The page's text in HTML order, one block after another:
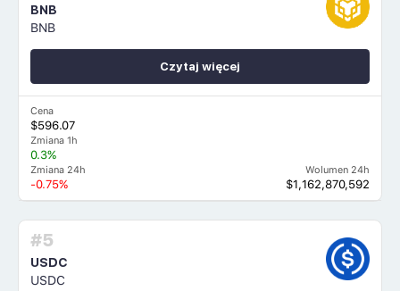
BNB
BNB
Cena
$596.07
Zmiana 1h
0.3%
Zmiana 24h
-0.75%
Wolumen 24h
$1,162,870,592
Czytaj więcej
#5
USDC
USDC